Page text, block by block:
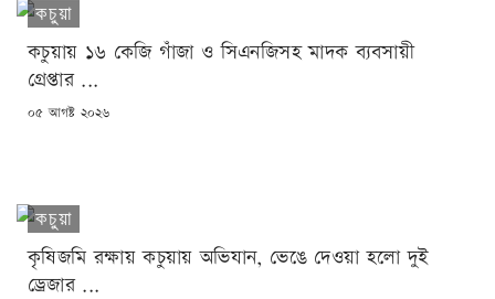
কচুয়া
কচুয়ায় ১৬ কেজি গাঁজা ও সিএনজিসহ মাদক ব্যবসায়ী
গ্রেপ্তার ...
POSTED
০৫ আগষ্ট ২০২৬
কচুয়া
কৃষিজমি রক্ষায় কচুয়ায় অভিযান, ভেঙে দেওয়া হলো দুই
ড্রেজার ...